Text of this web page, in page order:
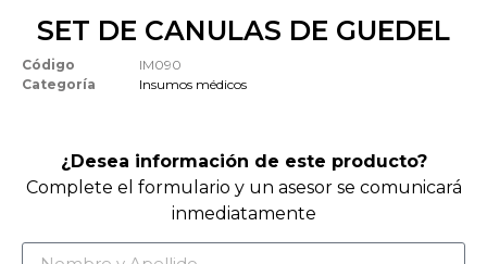
SET DE CANULAS DE GUEDEL
Código
IM090
Categoría
Insumos médicos
¿Desea información de este producto?
Complete el formulario y un asesor se comunicará
inmediatamente